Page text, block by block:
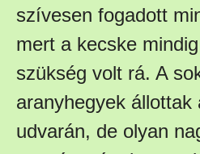
szívesen fogadott
mert a kecske
szükség volt rá. A
aranyhegyek
udvarán, de olyan